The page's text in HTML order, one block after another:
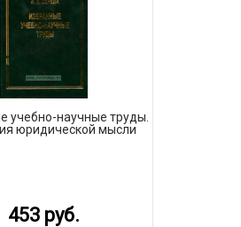
учебно-научные труды.
юридической мысли
453 руб.